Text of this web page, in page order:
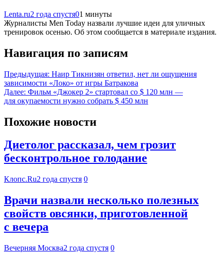
Lenta.ru2 года спустя01 минуты
Журналисты Men Today назвали лучшие идеи для уличных
тренировок осенью. Об этом сообщается в материале издания.
Навигация по записям
Предыдущая: Наир Тикнизян ответил, нет ли ощущения
зависимости «Локо» от игры Батракова
Далее: Фильм «Джокер 2» стартовал со $ 120 млн —
для окупаемости нужно собрать $ 450 млн
Похожие новости
Диетолог рассказал, чем грозит
бесконтрольное голодание
Клопс.Ru2 года спустя 0
Врачи назвали несколько полезных
свойств овсянки, приготовленной
с вечера
Вечерняя Москва2 года спустя 0